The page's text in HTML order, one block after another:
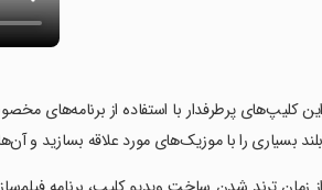
این کلیپ‌های پرطرفدار با استفاده از
بلند بسیاری را با موزیک‌های مورد علاقه بسازید و